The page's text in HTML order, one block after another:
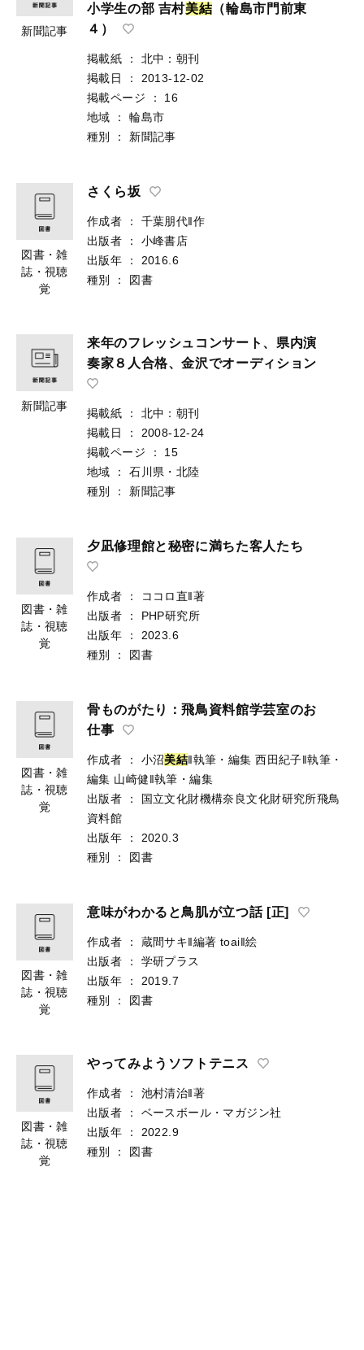
新聞記事
小学生の部 吉村美結 （輪島市門前東
４）
掲載紙 ：
北中：朝刊
掲載日
：
2013-12-02
掲載ページ
：
16
地域
：
輪島市
種別
： 新聞記事
図書・雑
誌・視聴
覚
さくら坂
作成者 ：
千葉朋代‖作
出版者
：
小峰書店
出版年
：
2016.6
種別
： 図書
新聞記事
来年のフレッシュコンサート、県内演
奏家８人合格、金沢でオーディション
掲載紙 ：
北中：朝刊
掲載日
：
2008-12-24
掲載ページ
：
15
地域
：
石川県・北陸
種別
： 新聞記事
図書・雑
誌・視聴
覚
夕凪修理館と秘密に満ちた客人たち
作成者 ：
ココロ直‖著
出版者
：
PHP研究所
出版年
：
2023.6
種別
： 図書
図書・雑
誌・視聴
覚
骨ものがたり：飛鳥資料館学芸室のお
仕事
作成者 ： 小沼美結‖執筆・編集 西田紀子‖執筆・
編集 山崎健‖執筆・編集
出版者
：
国立文化財機構奈良文化財研究所飛鳥
資料館
出版年
：
2020.3
種別
： 図書
図書・雑
誌・視聴
覚
意味がわかると鳥肌が立つ話 [正]
作成者 ： 蔵間サキ‖編著 toai‖絵
出版者
：
学研プラス
出版年
：
2019.7
種別
： 図書
図書・雑
誌・視聴
覚
やってみようソフトテニス
作成者 ：
池村清治‖著
出版者
：
ベースボール・マガジン社
出版年
：
2022.9
種別
： 図書